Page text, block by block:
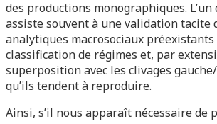
des productions monographiques. L’un
assiste souvent à une validation tacite
analytiques macrosociaux
classification de régimes et, par
superposition avec les clivages
qu’ils tendent à reproduire.
Ainsi, s’il nous apparaît nécessaire de